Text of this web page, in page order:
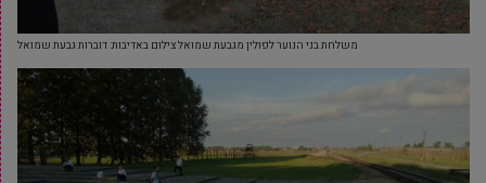
משלחת בני הנוער לפולין מגבעת שמואל צילום באדיבות: דוברות גבעת שמואל